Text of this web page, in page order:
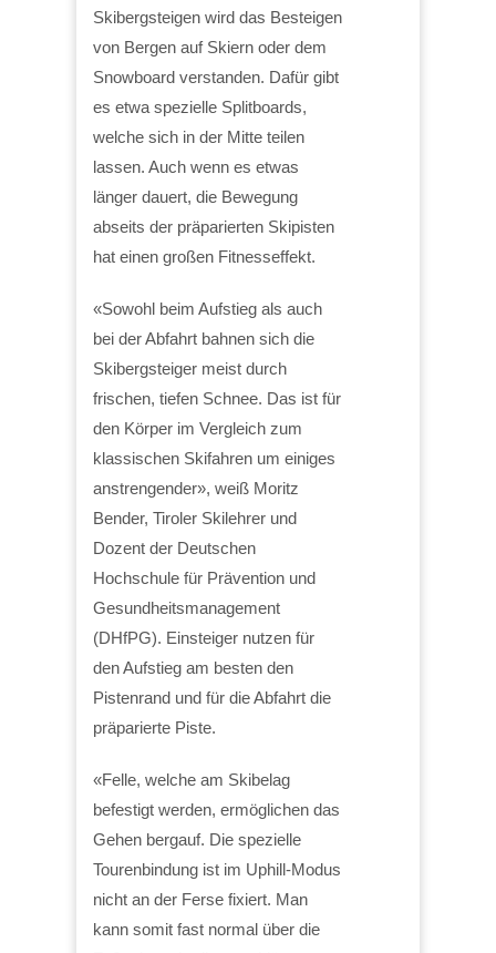
Skibergsteigen wird das Besteigen
von Bergen auf Skiern oder dem
Snowboard verstanden. Dafür gibt
es etwa spezielle Splitboards,
welche sich in der Mitte teilen
lassen. Auch wenn es etwas
länger dauert, die Bewegung
abseits der präparierten Skipisten
hat einen großen Fitnesseffekt.
«Sowohl beim Aufstieg als auch
bei der Abfahrt bahnen sich die
Skibergsteiger meist durch
frischen, tiefen Schnee. Das ist für
den Körper im Vergleich zum
klassischen Skifahren um einiges
anstrengender», weiß Moritz
Bender, Tiroler Skilehrer und
Dozent der Deutschen
Hochschule für Prävention und
Gesundheitsmanagement
(DHfPG). Einsteiger nutzen für
den Aufstieg am besten den
Pistenrand und für die Abfahrt die
präparierte Piste.
«Felle, welche am Skibelag
befestigt werden, ermöglichen das
Gehen bergauf. Die spezielle
Tourenbindung ist im Uphill-Modus
nicht an der Ferse fixiert. Man
kann somit fast normal über die